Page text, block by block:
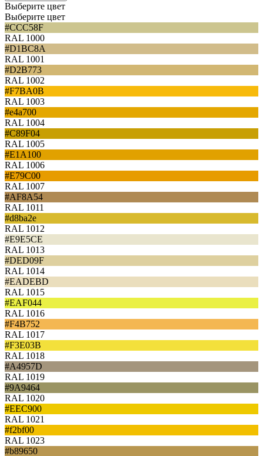
Выберите цвет
Выберите цвет
#CCC58F
RAL 1000
#D1BC8A
RAL 1001
#D2B773
RAL 1002
#F7BA0B
RAL 1003
#e4a700
RAL 1004
#C89F04
RAL 1005
#E1A100
RAL 1006
#E79C00
RAL 1007
#AF8A54
RAL 1011
#d8ba2e
RAL 1012
#E9E5CE
RAL 1013
#DED09F
RAL 1014
#EADEBD
RAL 1015
#EAF044
RAL 1016
#F4B752
RAL 1017
#F3E03B
RAL 1018
#A4957D
RAL 1019
#9A9464
RAL 1020
#EEC900
RAL 1021
#f2bf00
RAL 1023
#b89650